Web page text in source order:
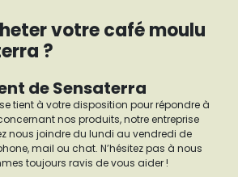
votre café moulu
?
de Sensaterra
tient à votre disposition pour répondre à
nos produits, notre entreprise
nous joindre du lundi au vendredi de
mail ou chat. N’hésitez pas à nous
toujours ravis de vous aider !